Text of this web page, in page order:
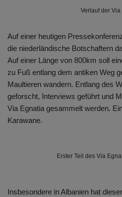
Verlauf der Via
Auf einer heutigen
die niederländische Botschaftern
Auf einer Länge von 800km soll
zu Fuß entlang dem antiken Weg
Maultieren wandern. Entlang des
geforscht, Interviews geführt und
Via Egnatia gesammelt werden.
Karawane.
Erster Teil des Via
Insbesondere in Albanien hat